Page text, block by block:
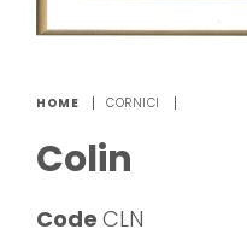
HOME CORNICI
Colin
Code CLN